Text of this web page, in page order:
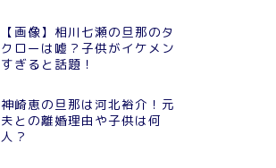
【画像】相川七瀬の旦那のタ
クローは嘘？子供がイケメン
すぎると話題！
神崎恵の旦那は河北裕介！元
夫との離婚理由や子供は何
人？